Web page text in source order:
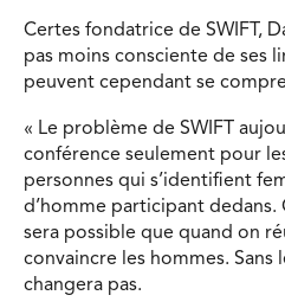
Certes fondatrice de SWIFT,
pas moins consciente de ses
peuvent cependant se
« Le problème de SWIFT
conférence seulement pour
personnes qui s’identifient
d’homme participant dedans.
sera possible que quand on
convaincre les hommes. Sans
changera pas.